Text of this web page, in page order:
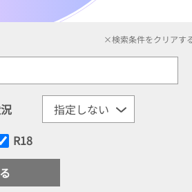
×検索条件をクリアす
R18